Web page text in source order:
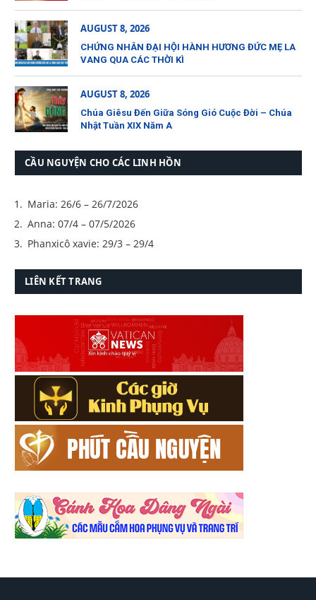
AUGUST 8, 2026
CHỨNG NHÂN ĐẠI HỘI HÀNH HƯƠNG ĐỨC MẸ LA
VANG QUA CÁC THỜI KÌ
AUGUST 8, 2026
Chúa Giêsu Đến Giữa Sóng Gió Cuộc Đời – Chúa
Nhật Tuần XIX Năm A
CẦU NGUYỆN CHO CÁC LINH HỒN
Maria: 26/6 – 26/7/2026
Anna: 07/4 – 07/5/2026
Phanxicô xavie: 29/3 – 29/4
LIÊN KẾT TRANG